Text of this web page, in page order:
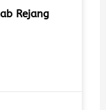
Rejang